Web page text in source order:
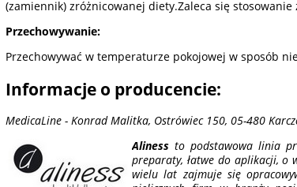
(zamiennik) zróżnicowanej diety.Zaleca się
Przechowywanie:
Przechowywać w temperaturze pokojowej w sposób
Informacje o producencie:
MedicaLine - Konrad Malitka, Ostrówiec 150, 05-480
Aliness to podstawowa linia
preparaty, łatwe do aplikacji, o
wielu lat zajmuje się